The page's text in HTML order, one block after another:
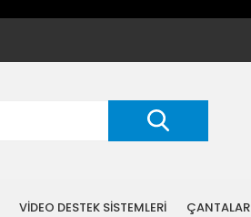
VİDEO DESTEK SİSTEMLERİ ÇANTALAR